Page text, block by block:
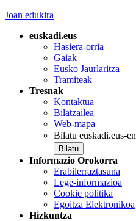
Joan edukira
euskadi.eus
Hasiera-orria
Gaiak
Eusko Jaurlaritza
Tramiteak
Tresnak
Kontaktua
Bilatzailea
Web-mapa
Bilatu euskadi.eus-en
Informazio Orokorra
Erabilerraztasuna
Lege-informazioa
Cookie politika
Egoitza Elektronikoa
Hizkuntza